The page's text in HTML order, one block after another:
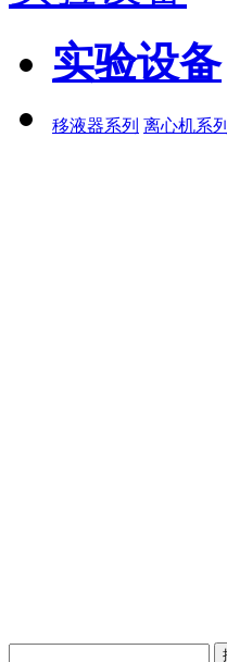
实验设备
移液器系列 离心机系列